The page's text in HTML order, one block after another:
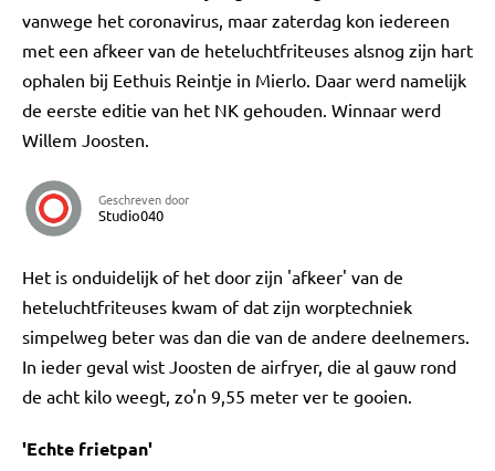
vanwege het coronavirus, maar zaterdag kon iedereen
met een afkeer van de heteluchtfriteuses alsnog zijn hart
ophalen bij Eethuis Reintje in Mierlo. Daar werd namelijk
de eerste editie van het NK gehouden. Winnaar werd
Willem Joosten.
Geschreven door
Studio040
Het is onduidelijk of het door zijn 'afkeer' van de
heteluchtfriteuses kwam of dat zijn worptechniek
simpelweg beter was dan die van de andere deelnemers.
In ieder geval wist Joosten de airfryer, die al gauw rond
de acht kilo weegt, zo'n 9,55 meter ver te gooien.
'Echte frietpan'